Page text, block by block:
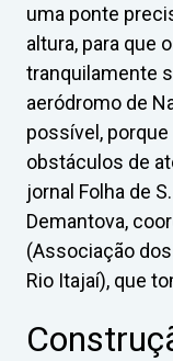
uma ponte
altura, para que
tranquilamente
aeródromo de
possível,
obstáculos de
jornal Folha de
Demantova,
(Associação
Rio Itajaí), que